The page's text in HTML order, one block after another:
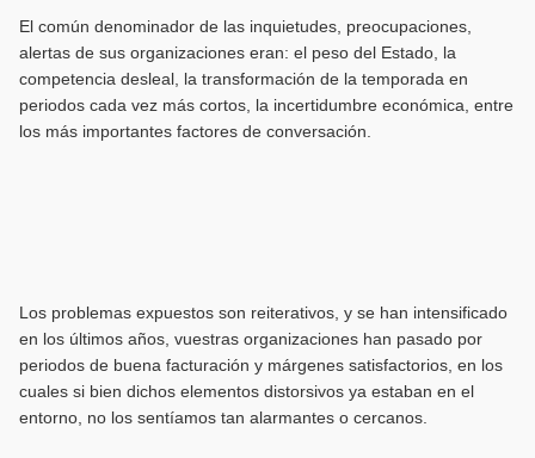
El común denominador de las inquietudes, preocupaciones,
alertas de sus organizaciones eran: el peso del Estado, la
competencia desleal, la transformación de la temporada en
periodos cada vez más cortos, la incertidumbre económica, entre
los más importantes factores de conversación.
Los problemas expuestos son reiterativos, y se han intensificado
en los últimos años, vuestras organizaciones han pasado por
periodos de buena facturación y márgenes satisfactorios, en los
cuales si bien dichos elementos distorsivos ya estaban en el
entorno, no los sentíamos tan alarmantes o cercanos.